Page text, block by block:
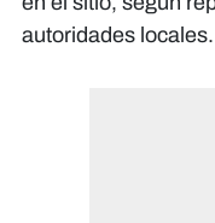
autoridades locales.